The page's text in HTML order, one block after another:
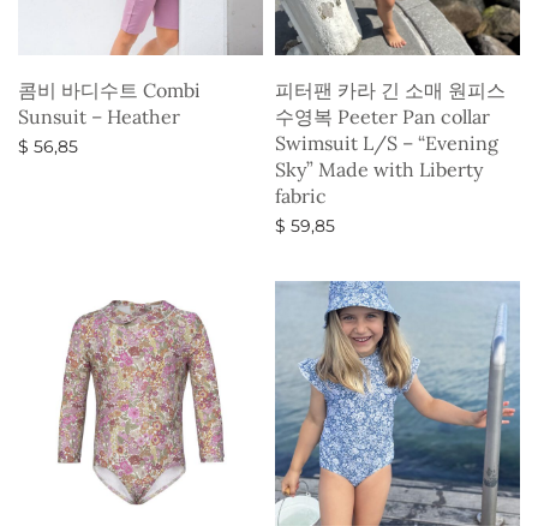
콤비 바디수트 Combi
Sunsuit – Heather
$ 56,85
피터팬 카라 긴 소매 원피스
수영복 Peeter Pan collar
Swimsuit L/S – “Evening
Sky” Made with Liberty
fabric
$ 59,85